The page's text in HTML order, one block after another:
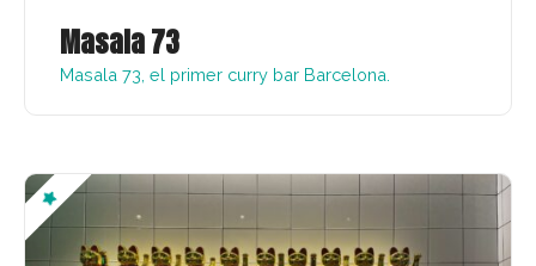
Masala 73
Masala 73, el primer curry bar Barcelona.